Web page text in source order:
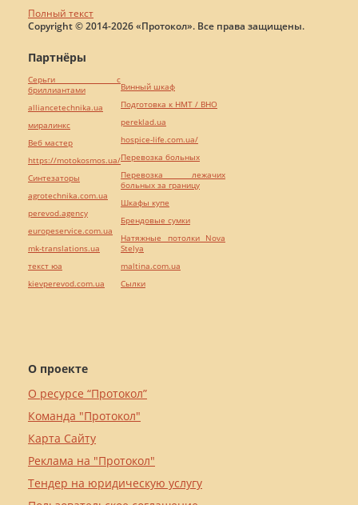
Полный текст
Copyright © 2014-2026 «Протокол». Все права защищены.
О проекте
О ресурсе “Протокол”
Команда "Протокол"
Карта Сайту
Реклама на "Протокол"
Тендер на юридическую услугу
Партнёры
Серьги с
бриллиантами
alliancetechnika.ua
миралинкс
Веб мастер
https://motokosmos.ua/
Синтезаторы
agrotechnika.com.ua
perevod.agency
europeservice.com.ua
mk-translations.ua
текст юа
kievperevod.com.ua
Винный шкаф
Подготовка к НМТ / ВНО
pereklad.ua
hospice-life.com.ua/
Перевозка больных
Перевозка лежачих
больных за границу
Шкафы купе
Брендовые сумки
Натяжные потолки Nova
Stelya
maltina.com.ua
Cылки